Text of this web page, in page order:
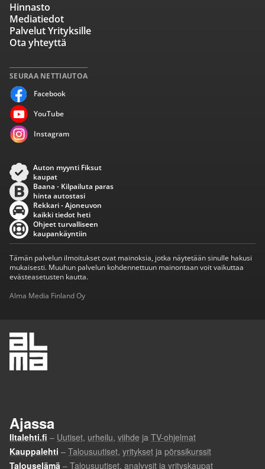
SEURAA NETTIAUTOA
Facebook
YouTube
Instagram
Hinnasto
Mediatiedot
Palvelut Yrityksille
Ota yhteyttä
Auton myynti Fiksut
kaupat
Baana - Kilpailuta paras
hinta autostasi
Rekkari - Ajoneuvon
kaikki tiedot heti
Ohjeet turvalliseen
kaupankäyntiin
Tämän palvelun ilmoitukset ovat mainoksia, jotka näytetään sinulle hakusi
mukaisesti. Muuhun palvelun kohdennettuun mainontaan voit vaikuttaa
evästeasetusten kautta.
Alma Media Finland Oy